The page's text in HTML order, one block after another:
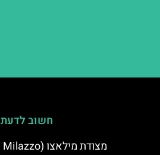
חשוב לדעת
מצודת מילאצו (Castello di Milazzo)